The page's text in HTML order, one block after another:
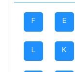
E
F
K
L